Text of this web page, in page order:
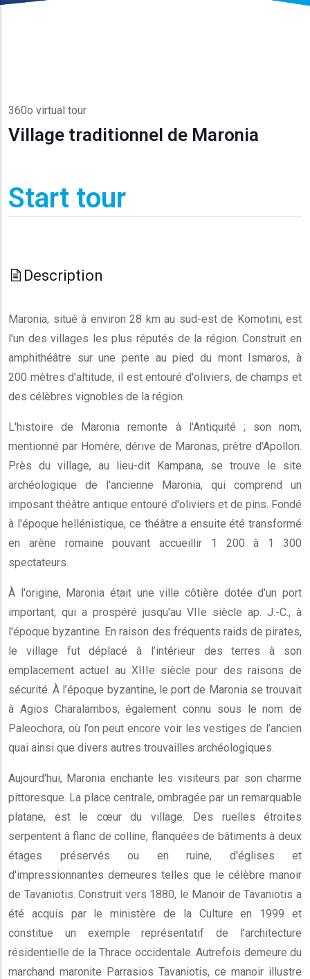
360o virtual tour
Village traditionnel de Maronia
Start tour
Description
Maronia, situé à environ 28 km au sud-est de Komotini, est
l'un des villages les plus réputés de la région. Construit en
amphithéâtre sur une pente au pied du mont Ismaros, à
200 mètres d'altitude, il est entouré d'oliviers, de champs et
des célèbres vignobles de la région.
L'histoire de Maronia remonte à l'Antiquité ; son nom,
mentionné par Homère, dérive de Maronas, prêtre d'Apollon.
Près du village, au lieu-dit Kampana, se trouve le site
archéologique de l'ancienne Maronia, qui comprend un
imposant théâtre antique entouré d'oliviers et de pins. Fondé
à l'époque hellénistique, ce théâtre a ensuite été transformé
en arène romaine pouvant accueillir 1 200 à 1 300
spectateurs.
À l'origine, Maronia était une ville côtière dotée d'un port
important, qui a prospéré jusqu'au VIIe siècle ap. J.-C., à
l'époque byzantine. En raison des fréquents raids de pirates,
le village fut déplacé à l’intérieur des terres à son
emplacement actuel au XIIIe siècle pour des raisons de
sécurité. À l’époque byzantine, le port de Maronia se trouvait
à Agios Charalambos, également connu sous le nom de
Paleochora, où l’on peut encore voir les vestiges de l’ancien
quai ainsi que divers autres trouvailles archéologiques.
Aujourd'hui, Maronia enchante les visiteurs par son charme
pittoresque. La place centrale, ombragée par un remarquable
platane, est le cœur du village. Des ruelles étroites
serpentent à flanc de colline, flanquées de bâtiments à deux
étages préservés ou en ruine, d'églises et
d'impressionnantes demeures telles que le célèbre manoir
de Tavaniotis. Construit vers 1880, le Manoir de Tavaniotis a
été acquis par le ministère de la Culture en 1999 et
constitue un exemple représentatif de l’architecture
résidentielle de la Thrace occidentale. Autrefois demeure du
marchand maronite Parrasios Tavaniotis, ce manoir illustre